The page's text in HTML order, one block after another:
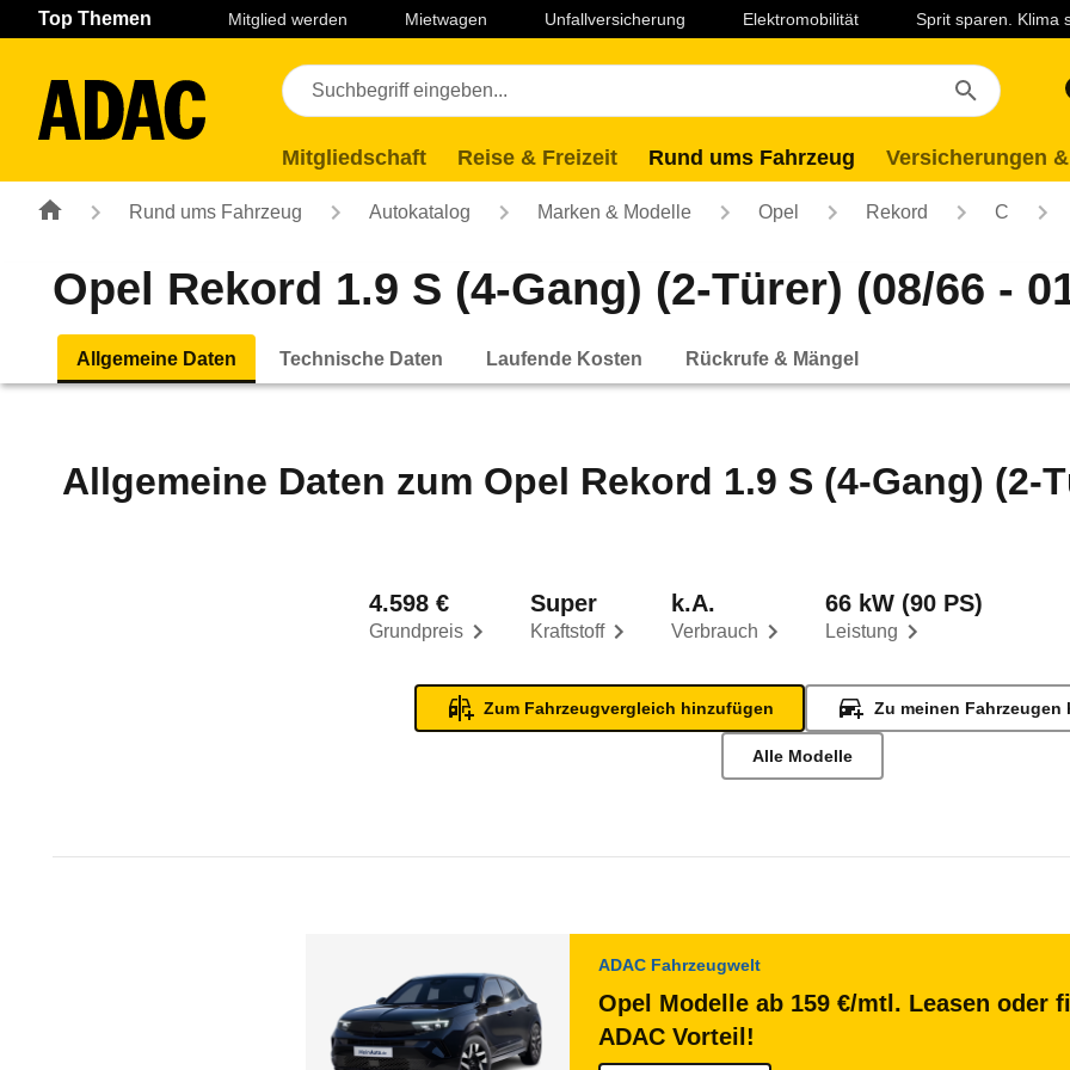
Navigation Seiteninhalt Fußzeile
Top Themen Mitglied werden Mietwagen Unfallversicherung Elektromobilität Sprit sparen. Klima
Mitgliedschaft Reise & Freizeit Rund ums Fahrzeug Versicherungen
Rund ums Fahrzeug Autokatalog Marken & Modelle Opel Rekord C
Opel Rekord 1.9 S (4-Gang) (2-Türer) (08/66 -
Allgemeine Daten Technische Daten Laufende Kosten Rückrufe & Mängel
Allgemeine Daten zum Opel Rekord 1.9 S (4-Gang) (2-
Grundpreis
4.598 €
Kraftstoff
Super
Verbrauch
k.A.
Leistung
66 kW (90 PS)
Zum Fahrzeugvergleich hinzufügen Zu meinen Fahrzeugen
Alle Modelle
ADAC Fahrzeugwelt
Opel Modelle ab 159 €/mtl. Leasen oder
ADAC Vorteil!